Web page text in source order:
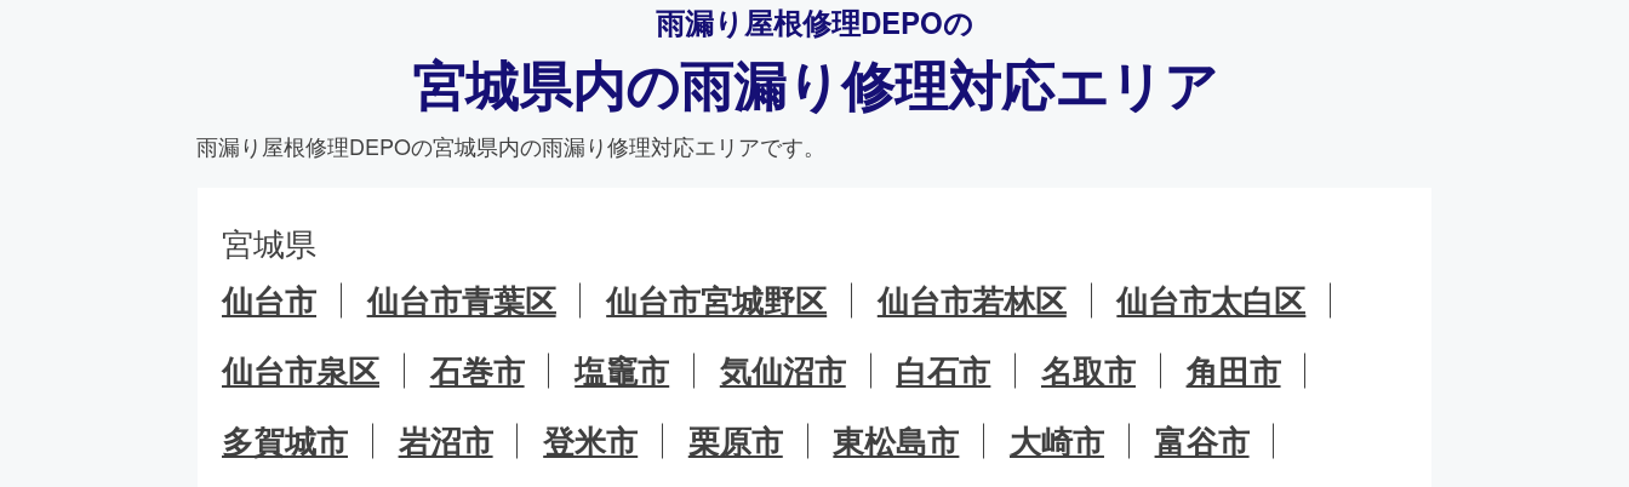
雨漏り屋根修理DEPOの
宮城県内の雨漏り修理対応エリア
雨漏り屋根修理DEPOの宮城県内の雨漏り修理対応エリアです。
宮城県
仙台市
仙台市青葉区 仙台市宮城野区 仙台市若林区
仙台市太白区
仙台市泉区
石巻市 塩竈市 気仙沼市 白石市 名取市
角田市
多賀城市
岩沼市 登米市 栗原市 東松島市 大崎市
富谷市